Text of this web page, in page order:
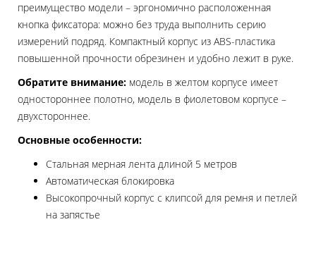
преимущество модели – эргономично расположенная
кнопка фиксатора: можно без труда выполнить серию
измерений подряд. Компактный корпус из ABS-пластика
повышенной прочности обрезинен и удобно лежит в руке.
Обратите внимание: модель в желтом корпусе имеет
одностороннее полотно, модель в фиолетовом корпусе –
двухстороннее.
Основные особенности:
Стальная мерная лента длиной 5 метров
Автоматическая блокировка
Высокопрочный корпус с клипсой для ремня и петлей
на запястье